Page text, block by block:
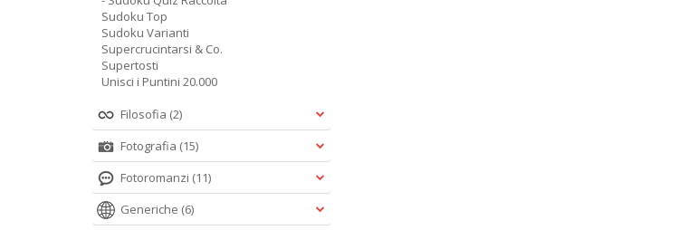
Sudoku Top
Sudoku Varianti
Supercrucintarsi & Co.
Supertosti
Unisci i Puntini 20.000
Filosofia (2)
Fotografia (15)
Fotoromanzi (11)
Generiche (6)